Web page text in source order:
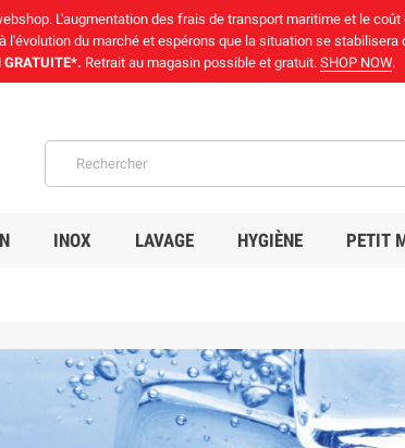
L'augmentation des frais de transport maritime et le
du marché et espérons que la situation se stabilisera
Retrait au magasin possible et gratuit. SHOP NOW.
INOX LAVAGE HYGIÈNE PETIT